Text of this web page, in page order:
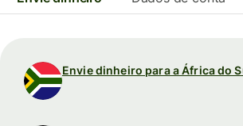
Envie dinheiro para a África do